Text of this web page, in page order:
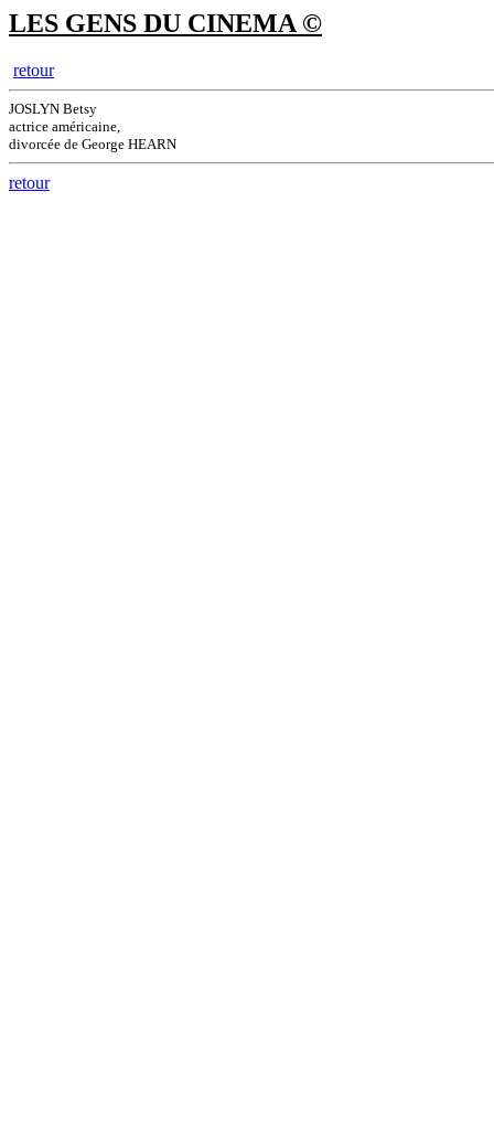
LES GENS DU CINEMA ©
retour
JOSLYN Betsy
actrice américaine,
divorcée de George HEARN
retour